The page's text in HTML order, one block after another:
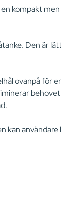
kompakt
Den är
ovanpå för
kan användare